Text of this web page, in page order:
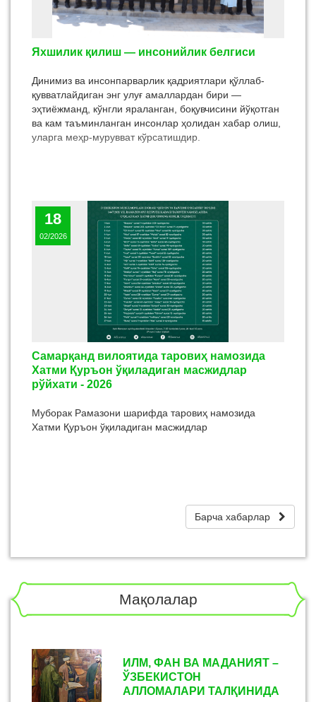
отахон-онахонлар иштирок этдилар.
Яхшилик қилиш — инсонийлик белгиси
Динимиз ва инсонпарварлик қадриятлари қўллаб-
қувватлайдиган энг улуғ амаллардан бири —
эҳтиёжманд, кўнгли яраланган, боқувчисини йўқотган
ва кам таъминланган инсонлар ҳолидан хабар олиш,
уларга меҳр-мурувват кўрсатишдир.
18
02/2026
Самарқанд вилоятида таровиҳ намозида
Хатми Қуръон ўқиладиган масжидлар
рўйхати - 2026
Муборак Рамазони шарифда таровиҳ намозида
Хатми Қуръон ўқиладиган масжидлар
Барча хабарлар
Мақолалар
ИЛМ, ФАН ВА МАДАНИЯТ –
ЎЗБЕКИСТОН
АЛЛОМАЛАРИ ТАЛҚИНИДА